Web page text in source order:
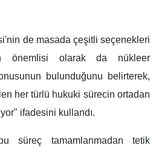
de masada çeşitli seçenekleri
önemlisi olarak da nükleer
bulunduğunu belirterek,
her türlü hukuki sürecin ortadan
ifadesini kullandı.
süreç tamamlanmadan tetik